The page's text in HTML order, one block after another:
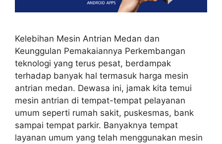
Kelebihan Mesin Antrian Medan dan
Keunggulan Pemakaiannya Perkembangan
teknologi yang terus pesat, berdampak
terhadap banyak hal termasuk harga mesin
antrian medan. Dewasa ini, jamak kita temui
mesin antrian di tempat-tempat pelayanan
umum seperti rumah sakit, puskesmas, bank
sampai tempat parkir. Banyaknya tempat
layanan umum yang telah menggunakan mesin